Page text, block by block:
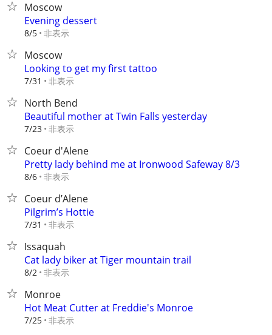
Moscow
Evening dessert
8/5 非表示
Moscow
Looking to get my first tattoo
7/31 非表示
North Bend
Beautiful mother at Twin Falls yesterday
7/23 非表示
Coeur d'Alene
Pretty lady behind me at Ironwood Safeway 8/3
8/6 非表示
Coeur d’Alene
Pilgrim’s Hottie
7/31 非表示
Issaquah
Cat lady biker at Tiger mountain trail
8/2 非表示
Monroe
Hot Meat Cutter at Freddie's Monroe
7/25 非表示